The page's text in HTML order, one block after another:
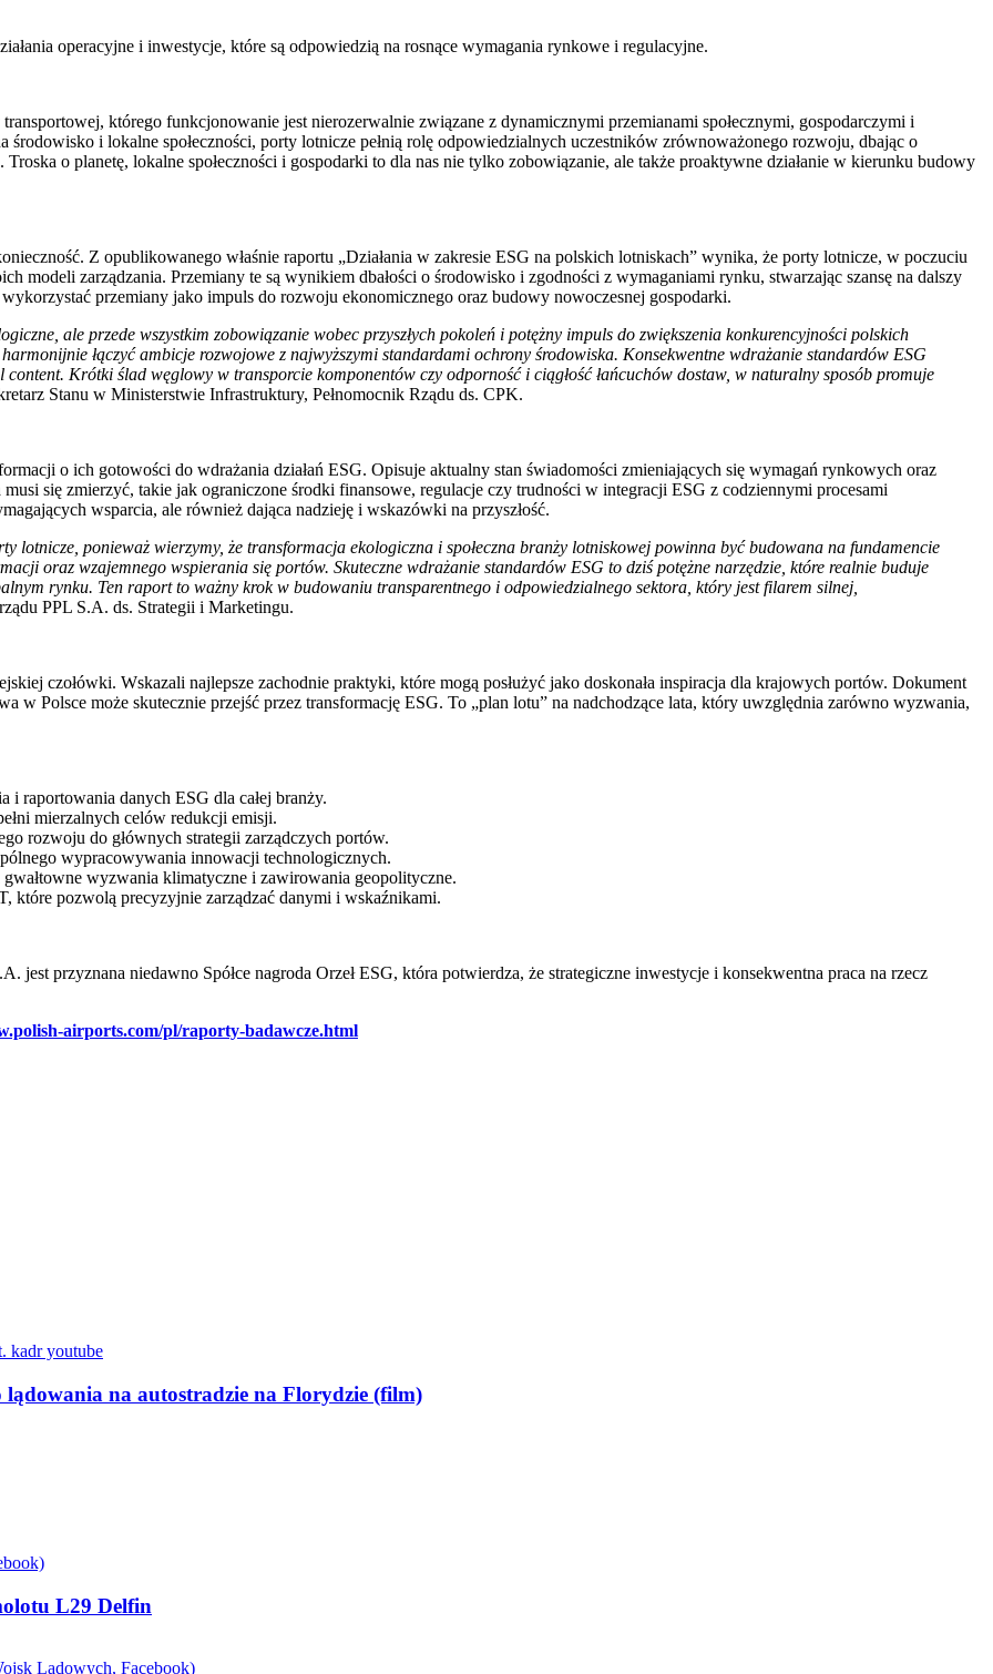
operacyjne i inwestycje, które są odpowiedzią na rosnące wymagania rynkowe i regulacyjne.
którego funkcjonowanie jest nierozerwalnie związane z dynamicznymi przemianami społecznymi, gospodarczymi i
i lokalne społeczności, porty lotnicze pełnią rolę odpowiedzialnych uczestników zrównoważonego rozwoju, dbając o
o planetę, lokalne społeczności i gospodarki to dla nas nie tylko zobowiązanie, ale także proaktywne działanie w kierunku budowy
Z opublikowanego właśnie raportu „Działania w zakresie ESG na polskich lotniskach” wynika, że porty lotnicze, w poczuciu
modeli zarządzania. Przemiany te są wynikiem dbałości o środowisko i zgodności z wymaganiami rynku, stwarzając szansę na dalszy
przemiany jako impuls do rozwoju ekonomicznego oraz budowy nowoczesnej gospodarki.
ale przede wszystkim zobowiązanie wobec przyszłych pokoleń i potężny impuls do zwiększenia konkurencyjności polskich
łączyć ambicje rozwojowe z najwyższymi standardami ochrony środowiska. Konsekwentne wdrażanie standardów ESG
Krótki ślad węglowy w transporcie komponentów czy odporność i ciągłość łańcuchów dostaw, w naturalny sposób promuje
Stanu w Ministerstwie Infrastruktury, Pełnomocnik Rządu ds. CPK.
o ich gotowości do wdrażania działań ESG. Opisuje aktualny stan świadomości zmieniających się wymagań rynkowych oraz
się zmierzyć, takie jak ograniczone środki finansowe, regulacje czy trudności w integracji ESG z codziennymi procesami
wsparcia, ale również dająca nadzieję i wskazówki na przyszłość.
lotnicze, ponieważ wierzymy, że transformacja ekologiczna i społeczna branży lotniskowej powinna być budowana na fundamencie
oraz wzajemnego wspierania się portów. Skuteczne wdrażanie standardów ESG to dziś potężne narzędzie, które realnie buduje
rynku. Ten raport to ważny krok w budowaniu transparentnego i odpowiedzialnego sektora, który jest filarem silnej,
PPL S.A. ds. Strategii i Marketingu.
czołówki. Wskazali najlepsze zachodnie praktyki, które mogą posłużyć jako doskonała inspiracja dla krajowych portów. Dokument
w Polsce może skutecznie przejść przez transformację ESG. To „plan lotu” na nadchodzące lata, który uwzględnia zarówno wyzwania,
i raportowania danych ESG dla całej branży.
mierzalnych celów redukcji emisji.
rozwoju do głównych strategii zarządczych portów.
wypracowywania innowacji technologicznych.
wyzwania klimatyczne i zawirowania geopolityczne.
które pozwolą precyzyjnie zarządzać danymi i wskaźnikami.
jest przyznana niedawno Spółce nagroda Orzeł ESG, która potwierdza, że strategiczne inwestycje i konsekwentna praca na rzecz
airports.com/pl/raporty-badawcze.html
lądowania na autostradzie na Florydzie (film)
L29 Delfin